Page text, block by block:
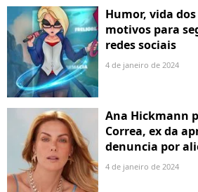
Humor, vida
motivos para
redes sociais
4 de janeiro de 2024
Ana Hickmann
Correa, ex da
denuncia por
4 de janeiro de 2024